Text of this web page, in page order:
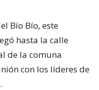
Bío Bío, este
hasta la calle
de la comuna
con los líderes de